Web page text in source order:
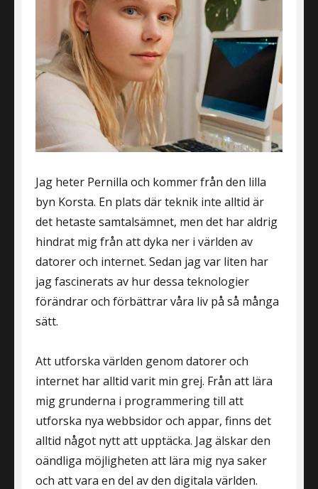
Jag heter Pernilla och kommer från den lilla
byn Korsta. En plats där teknik inte alltid är
det hetaste samtalsämnet, men det har aldrig
hindrat mig från att dyka ner i världen av
datorer och internet. Sedan jag var liten har
jag fascinerats av hur dessa teknologier
förändrar och förbättrar våra liv på så många
sätt.
Att utforska världen genom datorer och
internet har alltid varit min grej. Från att lära
mig grunderna i programmering till att
utforska nya webbsidor och appar, finns det
alltid något nytt att upptäcka. Jag älskar den
oändliga möjligheten att lära mig nya saker
och att vara en del av den digitala världen.